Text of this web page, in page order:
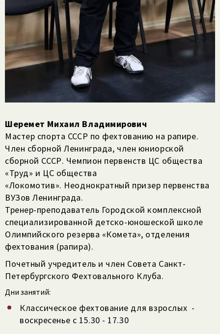
Шеремет Михаил Владимирович
Мастер спорта СССР по фехтованию на рапире.
Член сборной Ленинграда, член юниорской
сборной СССР. Чемпион первенств ЦС общества
«Труд» и ЦС общества
«Локомотив». Неоднократный призер первенства
ВУЗов Ленинграда.
Тренер-преподаватель Городской комплексной
специализированной детско-юношеской школе
Олимпийского резерва «Комета», отделения
фехтования (рапира).
Почетный учредитель и член Совета Санкт-
Петербургского Фехтовального Клуба.
Дни занятий:
Классическое фехтование для взрослых -
воскресенье с 15.30 - 17.30